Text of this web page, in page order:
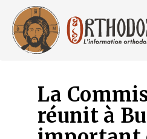
contenu
La
réunit à